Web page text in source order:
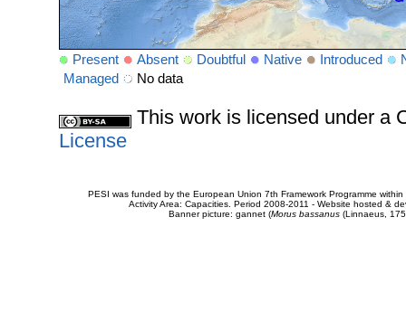
Present Absent Doubtful Native Introduced
Managed
No data
This work is licensed under a
License
PESI was funded by the European Union 7th Framework Programme
Activity Area: Capacities. Period 2008-2011 - Website hosted &
Banner picture: gannet (Morus bassanus(Linnaeus,